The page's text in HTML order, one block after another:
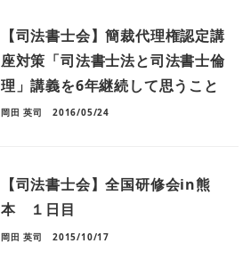
【司法書士会】簡裁代理権認定講
座対策「司法書士法と司法書士倫
理」講義を6年継続して思うこと
岡田 英司 2016/05/24
【司法書士会】全国研修会in熊
本 １日目
岡田 英司 2015/10/17